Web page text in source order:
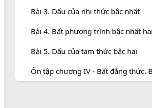
Bài 3. Dấu của nhị thức bậc nhất
Bài 4. Bất phương trình bậc nhất
Bài 5. Dấu của tam thức bậc hai
Ôn tập chương IV - Bất đẳng thức.